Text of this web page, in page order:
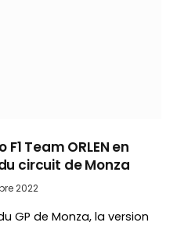
Team ORLEN en
circuit de Monza
2022
GP de Monza, la version